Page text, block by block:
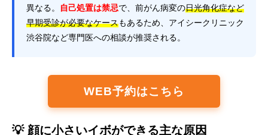
異なる。
自己処置は禁忌で、前がん病変の日光角化症など
早期受診が必要なケースもあるため、アイシークリニック
渋谷院など専門医への相談が推奨される。
WEB予約はこちら
💡 顔に小さいイボができる主な原因